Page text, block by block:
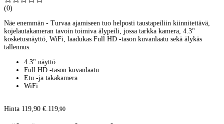
(0)
Näe enemmän - Turvaa ajamiseen tuo helposti taustapeiliin kiinnitettävä,
kojelautakameran tavoin toimiva älypeili, jossa tarkka kamera, 4.3"
kosketusnäyttö, WiFi, laadukas Full HD -tason kuvanlaatu sekä älykäs
tallennus.
4.3" näyttö
Full HD -tason kuvanlaatu
Etu -ja takakamera
WiFi
Hinta 119,90 €. 119,90